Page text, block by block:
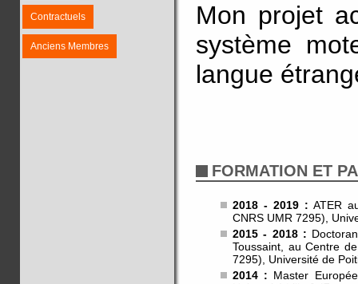
Contractuels
Anciens Membres
Mon projet
système
langue
FORMATION ET
2018 - 2019 : ATER
CNRS UMR 7295),
2015 - 2018 :
Toussaint, au Centre
7295), Université de
2014 : Master